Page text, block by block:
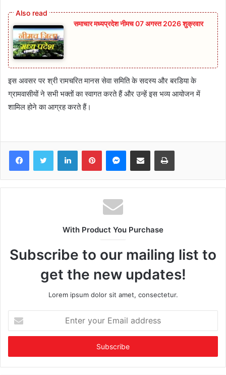
समाचार मध्यप्रदेश नीमच 07 अगस्त 2026 शुक्रवार
इस अवसर पर श्री रामचरित मानस सेवा समिति के सदस्य और बरडिया के
ग्रामवासीयों ने सभी भक्तों का स्वागत करते हैं और उन्हें इस भव्य आयोजन में
शामिल होने का आग्रह करते हैं।
FacebookTwitter LinkedInPinterestMessenger
Share via Email Print
With Product You Purchase
Subscribe to our mailing list to
get the new updates!
Lorem ipsum dolor sit amet, consectetur.
your
Email